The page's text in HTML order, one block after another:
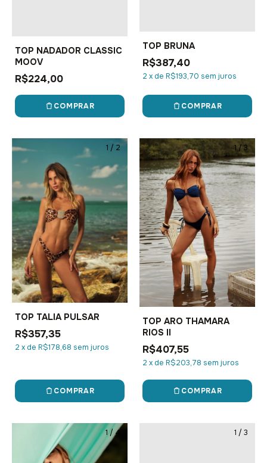
TOP NADADOR CLASSIC
MOOV
R$224,00
COMPRAR
TOP BRUNA
R$387,40
2 xde R$193,70 sem juros
COMPRAR
1 / 2
TOP TALIA PULSAR
R$357,35
2 xde R$178,68 sem juros
COMPRAR
1/3
TOP ARO THAMARA
RIOS II
R$407,55
2 xde R$203,78 sem juros
COMPRAR
1/4 1 / 3